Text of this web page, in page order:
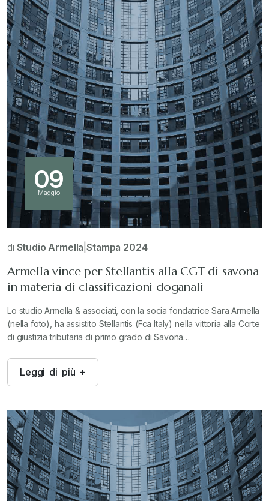
09
Maggio
di Studio Armella |Stampa 2024
Armella vince per Stellantis alla CGT di savona
in materia di classificazioni doganali
Lo studio Armella & associati, con la socia fondatrice Sara Armella
(nella foto), ha assistito Stellantis (Fca Italy) nella vittoria alla Corte
di giustizia tributaria di primo grado di Savona…
Leggi di più +